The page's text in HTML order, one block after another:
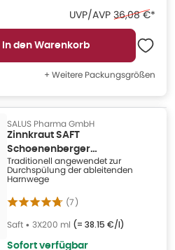
UVP/AVP Ehemaliger
36,08 €*
In den Warenkorb
+ Weitere Packungsgrößen
SALUS Pharma GmbH
Zinnkraut SAFT
Schoenenberger
Heilpflanzensaft 3X200 ml
Traditionell angewendet zur
Durchspülung der ableitenden
Harnwege
(7)
Saft • 3X200 ml (= 38.15 €/l)
Sofort verfügbar